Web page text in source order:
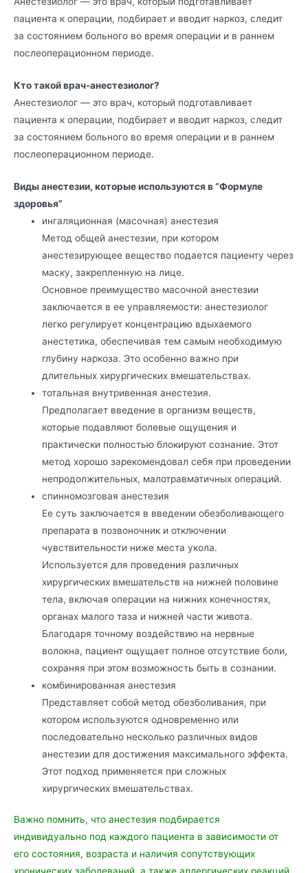
пациента к операции, подбирает и вводит наркоз, следит
за состоянием больного во время операции и в раннем
послеоперационном периоде.
Кто такой врач-анестезиолог?
Анестезиолог — это врач, который подготавливает
пациента к операции, подбирает и вводит наркоз, следит
за состоянием больного во время операции и в раннем
послеоперационном периоде.
Виды анестезии, которые используются в “Формуле
здоровья”
ингаляционная (масочная) анестезия
Метод общей анестезии, при котором
анестезирующее вещество подается пациенту через
маску, закрепленную на лице.
Основное преимущество масочной анестезии
заключается в ее управляемости: анестезиолог
легко регулирует концентрацию вдыхаемого
анестетика, обеспечивая тем самым необходимую
глубину наркоза. Это особенно важно при
длительных хирургических вмешательствах.
тотальная внутривенная анестезия.
Предполагает введение в организм веществ,
которые подавляют болевые ощущения и
практически полностью блокируют сознание. Этот
метод хорошо зарекомендовал себя при проведении
непродолжительных, малотравматичных операций.
спинномозговая анестезия
Ее суть заключается в введении обезболивающего
препарата в позвоночник и отключении
чувствительности ниже места укола.
Используется для проведения различных
хирургических вмешательств на нижней половине
тела, включая операции на нижних конечностях,
органах малого таза и нижней части живота.
Благодаря точному воздействию на нервные
волокна, пациент ощущает полное отсутствие боли,
сохраняя при этом возможность быть в сознании.
комбинированная анестезия
Представляет собой метод обезболивания, при
котором используются одновременно или
последовательно несколько различных видов
анестезии для достижения максимального эффекта.
Этот подход применяется при сложных
хирургических вмешательствах.
Важно помнить, что анестезия подбирается
индивидуально под каждого пациента в зависимости от
его состояния, возраста и наличия сопутствующих